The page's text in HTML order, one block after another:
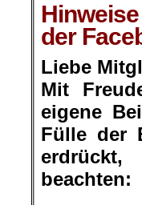
der
Liebe
Mit
eigene
Fülle der
beachten: